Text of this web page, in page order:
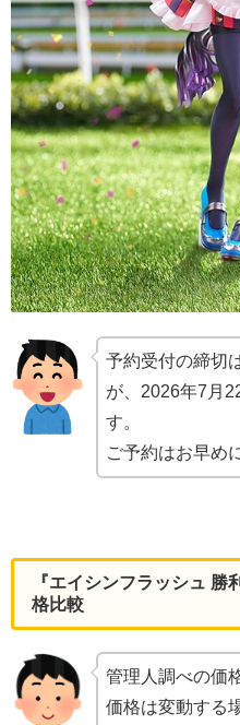
予約受付の締切
が、2026年7月
す。
ご予約はお早め
『エイシンフラッシュ 勝
格比較
管理人調べの価
価格は変動する